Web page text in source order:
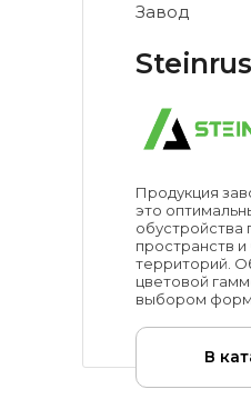
Steinrus
Продукция
это
обустройства
пространств и
территорий.
цветовой
выбором форм
Завод
В